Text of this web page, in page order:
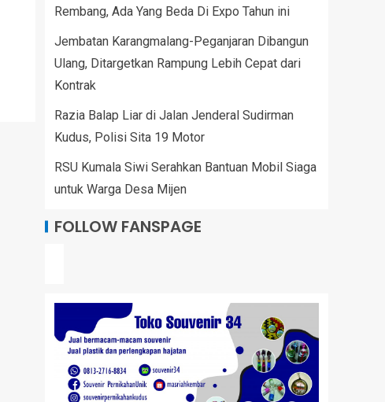
Rembang, Ada Yang Beda Di Expo Tahun ini
Jembatan Karangmalang-Peganjaran Dibangun
Ulang, Ditargetkan Rampung Lebih Cepat dari
Kontrak
Razia Balap Liar di Jalan Jenderal Sudirman
Kudus, Polisi Sita 19 Motor
RSU Kumala Siwi Serahkan Bantuan Mobil Siaga
untuk Warga Desa Mijen
FOLLOW FANSPAGE